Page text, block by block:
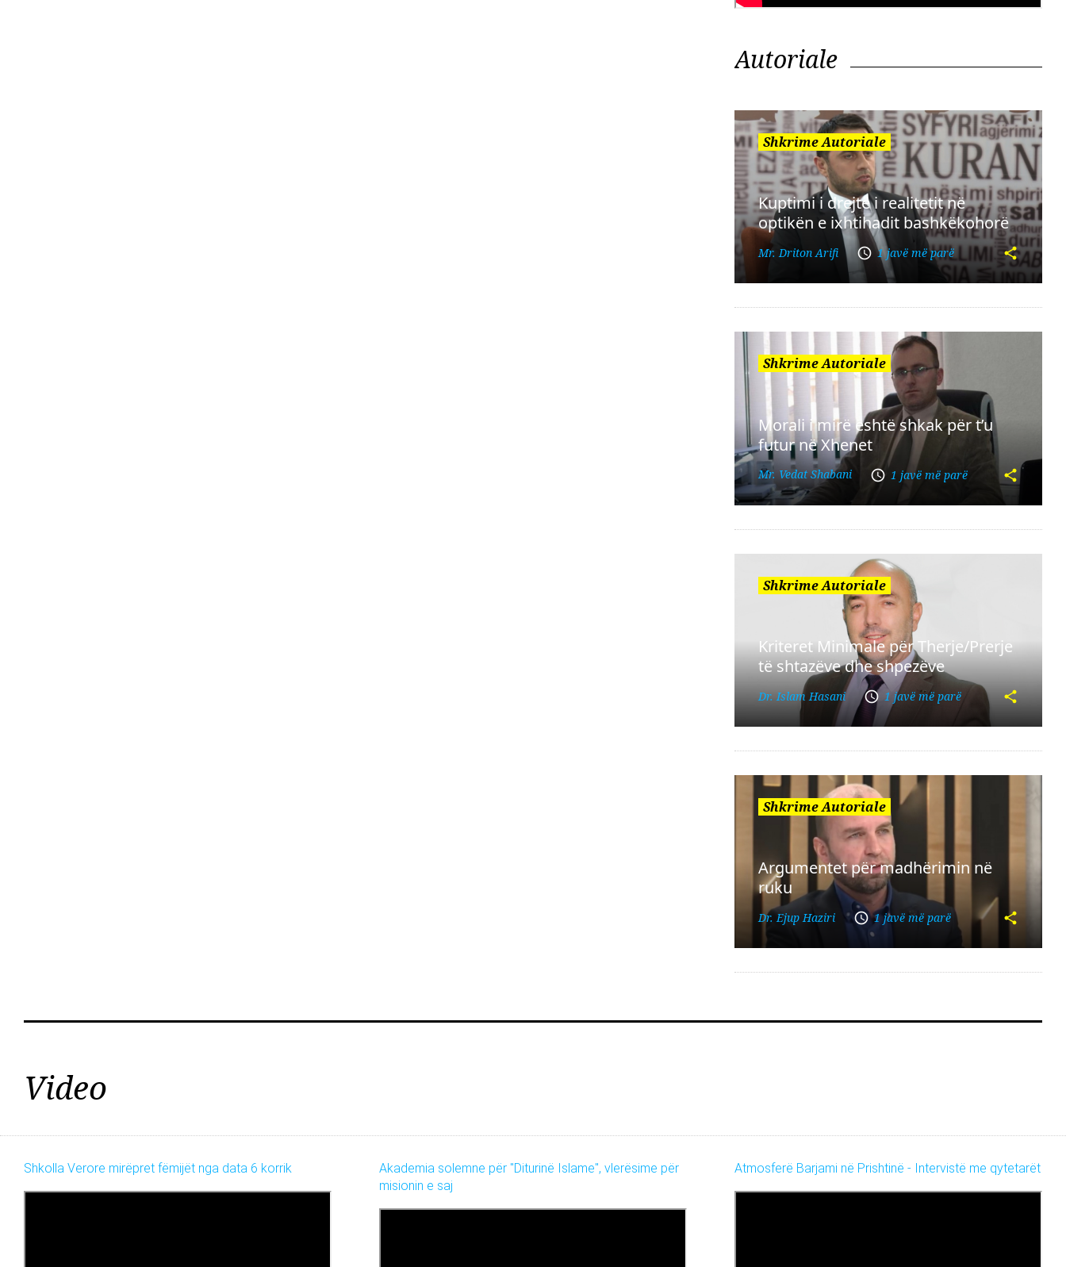
Autoriale
Shkrime Autoriale
Kuptimi i drejtë i realitetit në
optikën e ixhtihadit bashkëkohorë
Mr. Driton Arifi 1 javë më parë
Shkrime Autoriale
Morali i mirë është shkak për t’u
futur në Xhenet
Mr. Vedat Shabani 1 javë më parë
Shkrime Autoriale
Kriteret Minimale për Therje/Prerje
të shtazëve dhe shpezëve
Dr. Islam Hasani 1 javë më parë
Shkrime Autoriale
Argumentet për madhërimin në
ruku
Dr. Ejup Haziri 1 javë më parë
Video
Shkolla Verore mirëpret fëmijët nga data 6 korrik
Akademia solemne për "Diturinë Islame", vlerësime për
misionin e saj
Atmosferë Barjami në Prishtinë - Intervistë me qytetarët